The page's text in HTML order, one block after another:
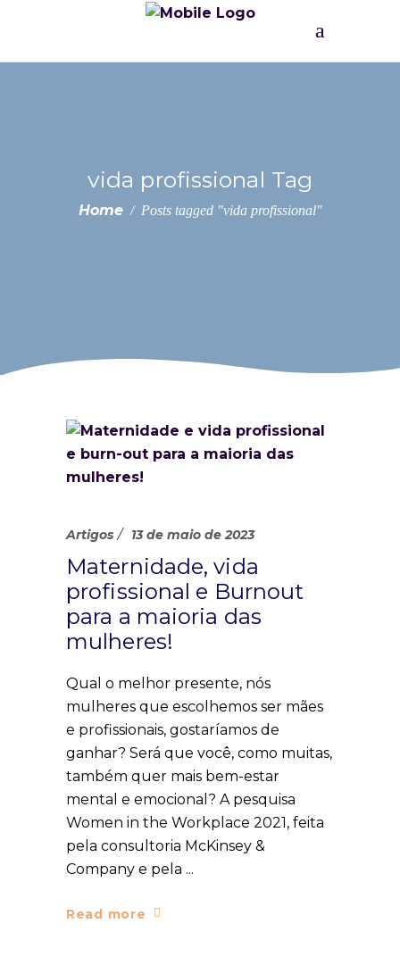
vida profissional Tag
Home/ Posts tagged "vida profissional"
Artigos 13 de maio de 2023
Maternidade, vida
profissional e Burnout
para a maioria das
mulheres!
Qual o melhor presente, nós
mulheres que escolhemos ser mães
e profissionais, gostaríamos de
ganhar? Será que você, como muitas,
também quer mais bem-estar
mental e emocional? A pesquisa
Women in the Workplace 2021, feita
pela consultoria McKinsey &
Company e pela
Read more